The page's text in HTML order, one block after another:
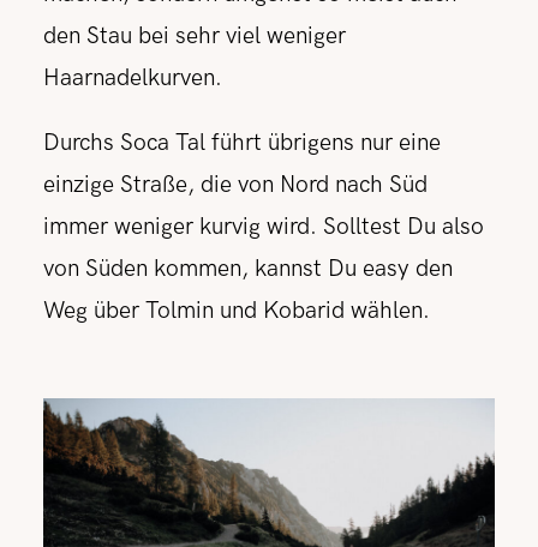
den Stau bei sehr viel weniger
Haarnadelkurven.
Durchs Soca Tal führt übrigens nur eine
einzige Straße, die von Nord nach Süd
immer weniger kurvig wird. Solltest Du also
von Süden kommen, kannst Du easy den
Weg über Tolmin und Kobarid wählen.